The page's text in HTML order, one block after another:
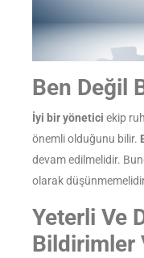
Ben Değil
İyi bir yönetici ekip
önemli olduğunu bilir.
devam edilmelidir.
olarak
Yeterli Ve
Bildirimler